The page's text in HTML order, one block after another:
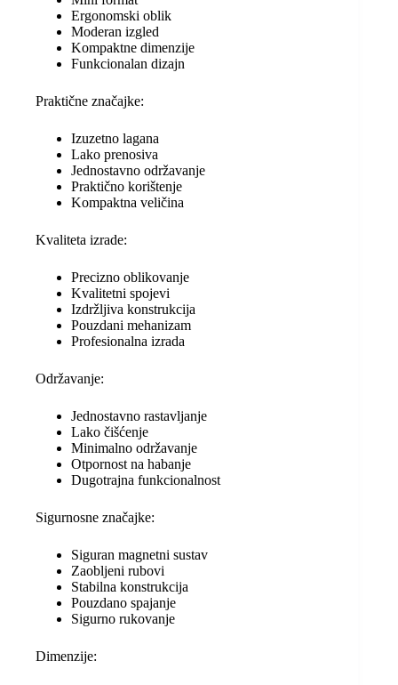
Ergonomski oblik
Moderan izgled
Kompaktne dimenzije
Funkcionalan dizajn
Praktične značajke:
Izuzetno lagana
Lako prenosiva
Jednostavno održavanje
Praktično korištenje
Kompaktna veličina
Kvaliteta izrade:
Precizno oblikovanje
Kvalitetni spojevi
Izdržljiva konstrukcija
Pouzdani mehanizam
Profesionalna izrada
Održavanje:
Jednostavno rastavljanje
Lako čišćenje
Minimalno održavanje
Otpornost na habanje
Dugotrajna funkcionalnost
Sigurnosne značajke:
Siguran magnetni sustav
Zaobljeni rubovi
Stabilna konstrukcija
Pouzdano spajanje
Sigurno rukovanje
Dimenzije: